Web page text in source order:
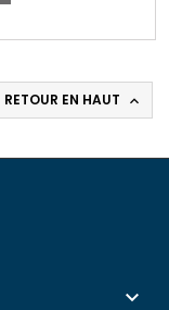
RETOUR EN HAUT 
